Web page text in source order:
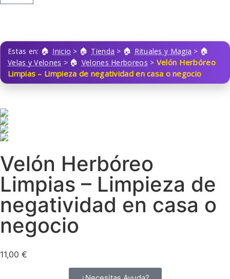
Estas en: Inicio > Tienda > Rituales y Magia >
Velas y Velones > Velones Herboreos > Velón Herbóreo
Limpias – Limpieza de negatividad en casa o negocio
Velón Herbóreo
Limpias – Limpieza de
negatividad en casa o
negocio
11,00 €